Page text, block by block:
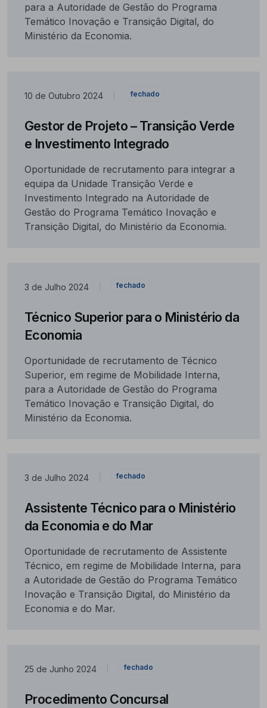
para a Autoridade de Gestão do Programa
Temático Inovação e Transição Digital, do
Ministério da Economia.
10 de Outubro 2024 fechado
Gestor de Projeto – Transição Verde
e Investimento Integrado
Oportunidade de recrutamento para integrar a
equipa da Unidade Transição Verde e
Investimento Integrado na Autoridade de
Gestão do Programa Temático Inovação e
Transição Digital, do Ministério da Economia.
3 de Julho 2024 fechado
Técnico Superior para o Ministério da
Economia
Oportunidade de recrutamento de Técnico
Superior, em regime de Mobilidade Interna,
para a Autoridade de Gestão do Programa
Temático Inovação e Transição Digital, do
Ministério da Economia.
3 de Julho 2024 fechado
Assistente Técnico para o Ministério
da Economia e do Mar
Oportunidade de recrutamento de Assistente
Técnico, em regime de Mobilidade Interna, para
a Autoridade de Gestão do Programa Temático
Inovação e Transição Digital, do Ministério da
Economia e do Mar.
25 de Junho 2024 fechado
Procedimento Concursal